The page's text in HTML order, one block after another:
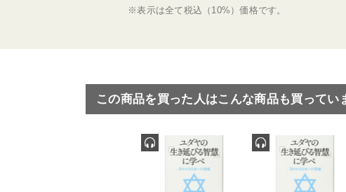
※表示は全て税込（10%）価格です。
この商品を買った人はこんな商品も買ってい